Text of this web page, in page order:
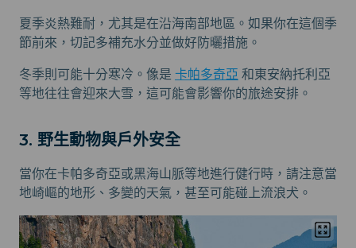
夏季炎熱難耐，尤其是在沿海南部地區。如果你在這個季
節前來，切記多補充水分並做好防曬措施。
冬季則可能十分寒冷。像是 卡帕多奇亞 和東安納托利亞
等地往往會迎來大雪，這可能會影響你的旅途安排。
3. 野生動物與戶外安全
當你在卡帕多奇亞或黑海山脈等地進行健行時，請注意當
地崎嶇的地形、多變的天氣，甚至可能碰上流浪犬。